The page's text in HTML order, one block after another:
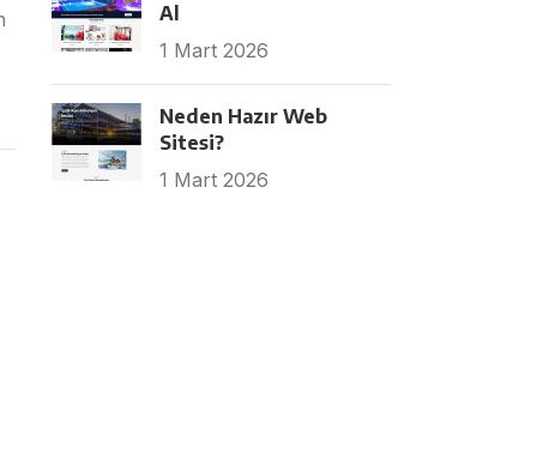
Al
1 Mart 2026
Neden Hazır Web
Sitesi?
1 Mart 2026